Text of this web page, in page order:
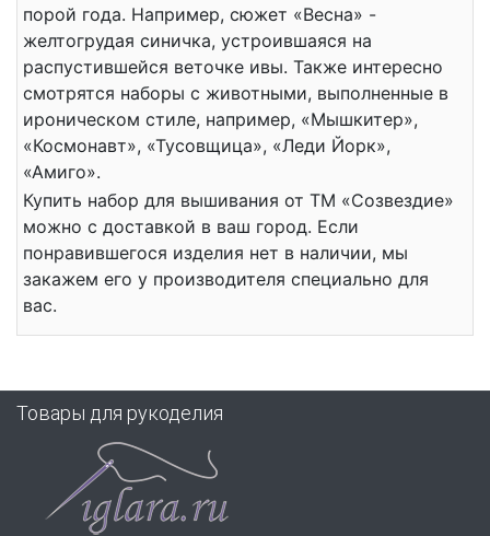
порой года. Например, сюжет «Весна» -
желтогрудая синичка, устроившаяся на
распустившейся веточке ивы. Также интересно
смотрятся наборы с животными, выполненные в
ироническом стиле, например, «Мышкитер»,
«Космонавт», «Тусовщица», «Леди Йорк»,
«Амиго».
Купить набор для вышивания от ТМ «Созвездие»
можно с доставкой в ваш город. Если
понравившегося изделия нет в наличии, мы
закажем его у производителя специально для
вас.
Товары для рукоделия